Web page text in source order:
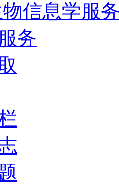
信息学服
务